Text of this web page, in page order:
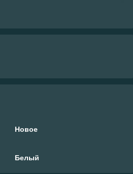
Новое
Белый